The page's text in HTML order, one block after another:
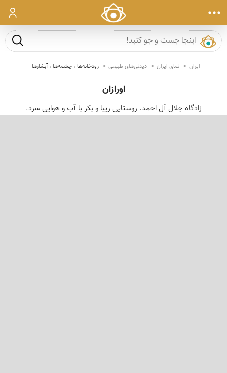
ورود
جست و
ایران نمای ایران دیدنی‌های طبیعی رودخانه‌ها ، چشمه‌ها ، آبشارها
اورازان
زادگاه جلال آل احمد. روستایی زیبا و بکر با آب و هوایی سرد.